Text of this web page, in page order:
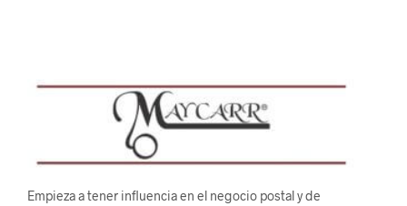
Empieza a tener influencia en el negocio postal y de